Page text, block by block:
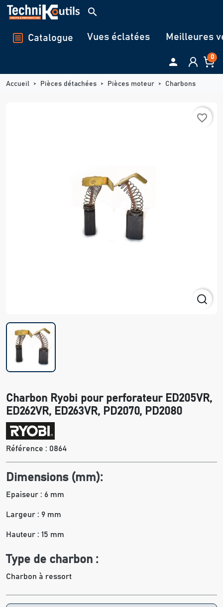
Panneau de gestion des cookies
search
Catalogue Vues éclatées Meilleures
 0
Accueil Pièces détachées Pièces moteur Charbons
favorite_border
Charbon Ryobi pour perforateur ED205VR,
ED262VR, ED263VR, PD2070, PD2080
Référence : 0864
Dimensions (mm):
Epaiseur : 6 mm
Largeur : 9 mm
Hauteur : 15 mm
Type de charbon :
Charbon à ressort